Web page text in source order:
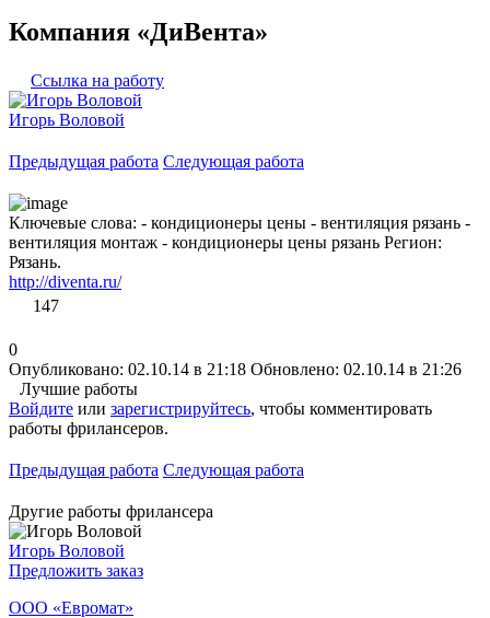
Компания «ДиВента»
Ссылка на работу
Игорь Воловой
Предыдущая работа Следующая работа
Ключевые слова: - кондиционеры цены - вентиляция рязань -
вентиляция монтаж - кондиционеры цены рязань Регион:
Рязань.
http://diventa.ru/
147
0
Опубликовано: 02.10.14 в 21:18 Обновлено: 02.10.14 в 21:26
Лучшие работы
Войдите или зарегистрируйтесь, чтобы комментировать
работы фрилансеров.
Предыдущая работа Следующая работа
Другие работы фрилансера
Игорь Воловой
Предложить заказ
ООО «Евромат»